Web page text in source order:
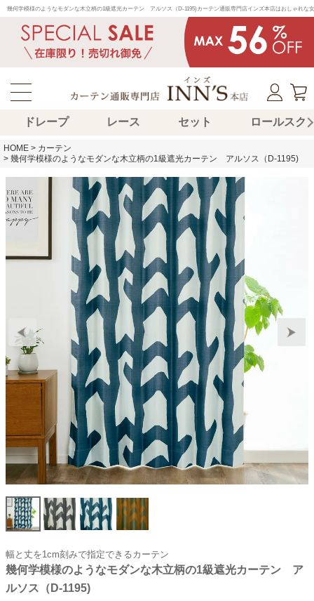
幾何学模様のようなモダンな木立柄の1級遮光カーテン　アルソス（D-1195)カーテン通販専門店インズ本店はおしゃれ
ドレープ レース セット ロールスク
HOME
カーテン
幾何学模様のようなモダンな木立柄の1級遮光カーテン アルソス（D-1195)
幅と丈を1cm刻みで指定できるカーテン
幾何学模様のようなモダンな木立柄の1級遮光カーテン ア
ルソス（D-1195)